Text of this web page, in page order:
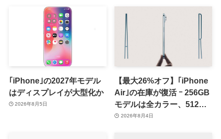
｢iPhone｣の2027年モデル
はディスプレイが大型化か
2026年8月5日
【最大26%オフ】｢iPhone
Air｣の在庫が復活 ｰ 256GB
モデルは全カラー、512GB
モデルはホワイト以外が在
2026年8月4日